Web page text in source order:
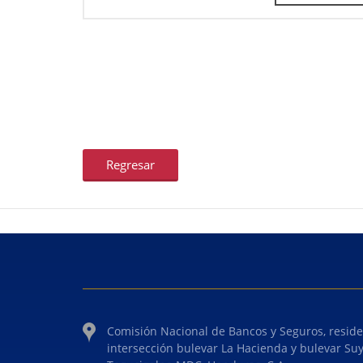
Regresar
Comisión Nacional de Bancos y Seguros,
intersección bulevar La Hacienda y bulevar